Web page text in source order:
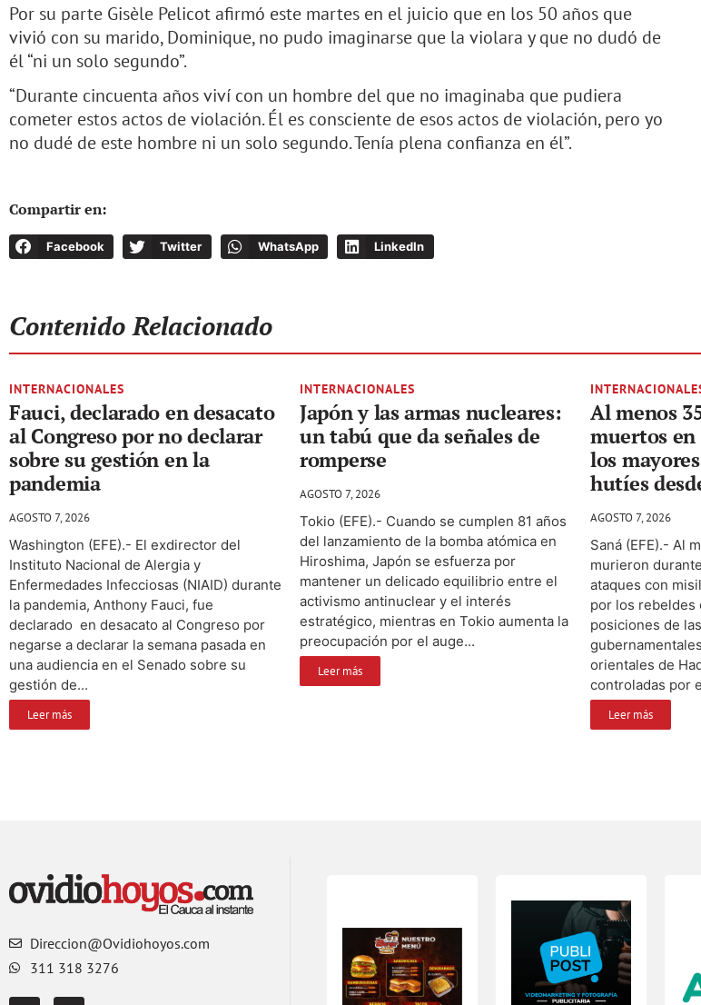
Por su parte Gisèle Pelicot afirmó este martes en el juicio que en los 50 años que
vivió con su marido, Dominique, no pudo imaginarse que la violara y que no dudó de
él “ni un solo segundo”.
“Durante cincuenta años viví con un hombre del que no imaginaba que pudiera
cometer estos actos de violación. Él es consciente de esos actos de violación, pero yo
no dudé de este hombre ni un solo segundo. Tenía plena confianza en él”.
Compartir en:
Facebook Twitter WhatsApp LinkedIn
Contenido Relacionado
INTERNACIONALES
Fauci, declarado en desacato
al Congreso por no declarar
sobre su gestión en la
pandemia
AGOSTO 7, 2026
Washington (EFE).- El exdirector del
Instituto Nacional de Alergia y
Enfermedades Infecciosas (NIAID) durante
la pandemia, Anthony Fauci, fue
declarado en desacato al Congreso por
negarse a declarar la semana pasada en
una audiencia en el Senado sobre su
gestión de...
Leer más
INTERNACIONALES
Japón y las armas nucleares:
un tabú que da señales de
romperse
AGOSTO 7, 2026
Tokio (EFE).- Cuando se cumplen 81 años
del lanzamiento de la bomba atómica en
Hiroshima, Japón se esfuerza por
mantener un delicado equilibrio entre el
activismo antinuclear y el interés
estratégico, mientras en Tokio aumenta la
preocupación por el auge...
Leer más
Al menos
muertos en
los
hutíes
AGOSTO 7, 2026
Saná (EFE).- Al
murieron
ataques con
por los rebeldes
posiciones de
orientales de
controladas por
Leer más
Direccion@Ovidiohoyos.com
311 318 3276